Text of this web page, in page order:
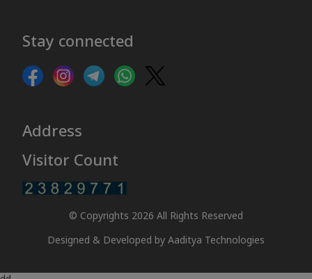
Stay connected
Address
Visitor Count
© Copyrights 2026 All Rights Reserved
Designed & Developed by Aaditya Technologies